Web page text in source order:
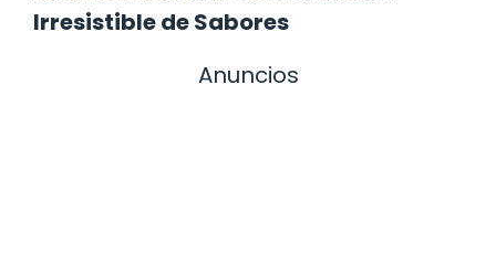
Irresistible de Sabores
Anuncios